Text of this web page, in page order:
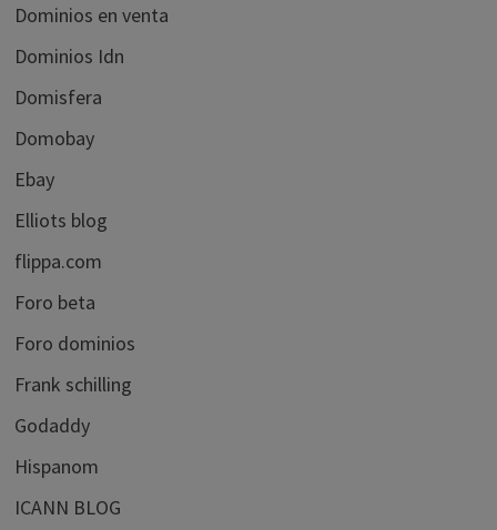
Dominios en venta
Dominios Idn
Domisfera
Domobay
Ebay
Elliots blog
flippa.com
Foro beta
Foro dominios
Frank schilling
Godaddy
Hispanom
ICANN BLOG